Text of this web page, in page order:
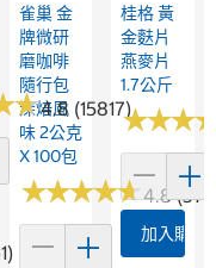
★
★4.8 (15817)
雀巢 金
牌微研
磨咖啡
隨行包
深焙風
味 2公克
X 100包
★★★★★
★★★★★4.8
桂格 黃
金麩片
燕麥片
1.7公斤
★★★
★★★
加入購物